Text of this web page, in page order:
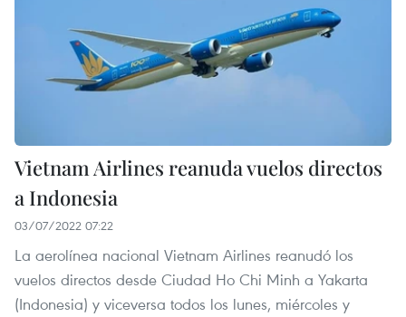
Vietnam Airlines reanuda vuelos directos
a Indonesia
03/07/2022 07:22
La aerolínea nacional Vietnam Airlines reanudó los
vuelos directos desde Ciudad Ho Chi Minh a Yakarta
(Indonesia) y viceversa todos los lunes, miércoles y